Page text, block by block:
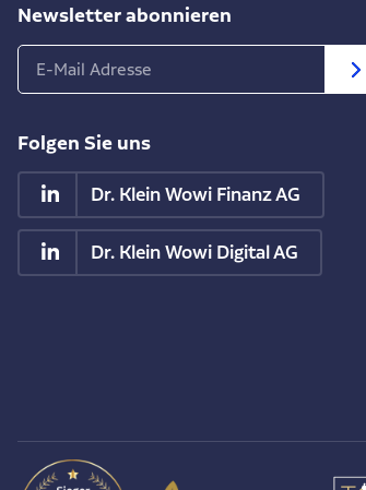
Newsletter abonnieren
Folgen Sie uns
Dr. Klein Wowi Finanz AG
Dr. Klein Wowi Digital AG